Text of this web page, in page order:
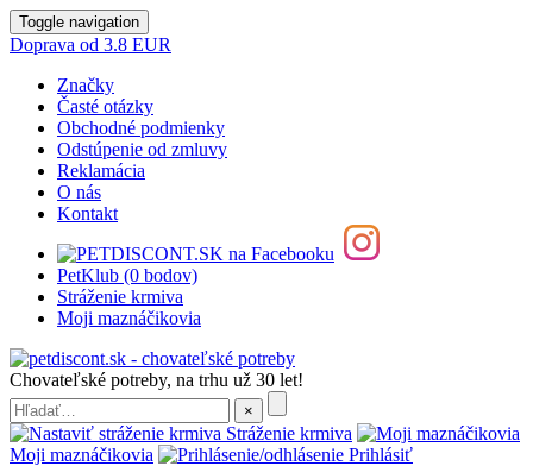
Toggle navigation
Doprava od 3.8 EUR
Značky
Časté otázky
Obchodné podmienky
Odstúpenie od zmluvy
Reklamácia
O nás
Kontakt
PetKlub (0 bodov)
Stráženie krmiva
Moji maznáčikovia
Chovateľské potreby, na trhu už 30 let!
Stráženie krmiva
Moji maznáčikovia
Prihlásiť